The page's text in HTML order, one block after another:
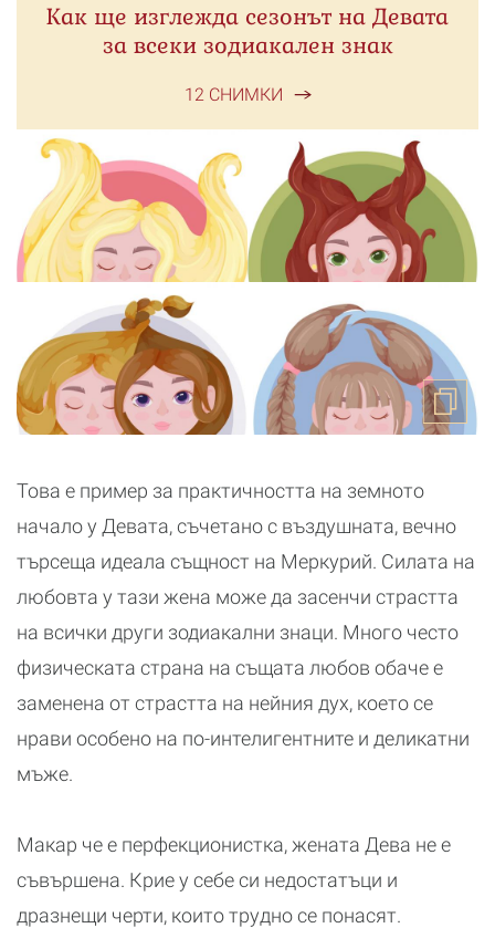
Как ще изглежда сезонът на Девата
за всеки зодиакален знак
12 СНИМКИ
Това е пример за практичността на земното
начало у Девата, съчетано с въздушната, вечно
търсеща идеала същност на Меркурий. Силата на
любовта у тази жена може да засенчи страстта
на всички други зодиакални знаци. Много често
физическата страна на същата любов обаче е
заменена от страстта на нейния дух, което се
нрави особено на по-интелигентните и деликатни
мъже.
Макар че е перфекционистка, жената Дева не е
съвършена. Крие у себе си недостатъци и
дразнещи черти, които трудно се понасят.